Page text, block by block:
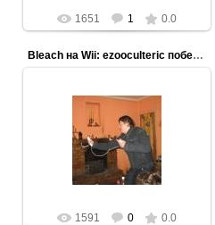
1651 1 0.0
Bleach на Wii: ezooculteric побеждает Obscurer'а
13.03.2012
И еще раз побеждает!
ezooculteric
1591 0 0.0